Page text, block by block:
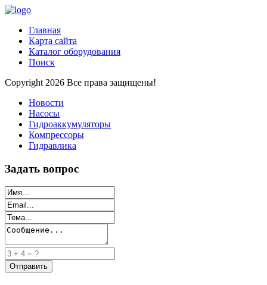
Главная
Карта сайта
Каталог оборудования
Поиск
Copyright 2026 Все права защищены!
Новости
Насосы
Гидроаккумуляторы
Компрессоры
Гидравлика
Задать вопрос